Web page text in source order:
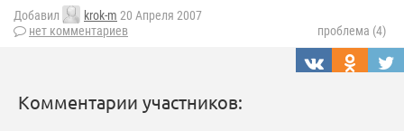
Добавил krok-m 20 Апреля 2007
нет комментариев
проблема (4)
Комментарии участников: